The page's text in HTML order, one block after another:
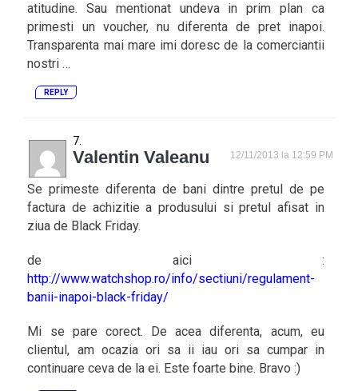
atitudine. Sau mentionat undeva in prim plan ca
primesti un voucher, nu diferenta de pret inapoi.
Transparenta mai mare imi doresc de la comerciantii
nostri …
REPLY
Valentin Valeanu 12/11/2013 la 12:59 PM
Se primeste diferenta de bani dintre pretul de pe
factura de achizitie a produsului si pretul afisat in
ziua de Black Friday.
de aici :
http://www.watchshop.ro/info/sectiuni/regulament-
banii-inapoi-black-friday/
Mi se pare corect. De acea diferenta, acum, eu
clientul, am ocazia ori sa ii iau ori sa cumpar in
continuare ceva de la ei. Este foarte bine. Bravo :)